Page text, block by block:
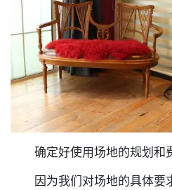
确定好使用场地的规划和费
因为我们对场地的具体要